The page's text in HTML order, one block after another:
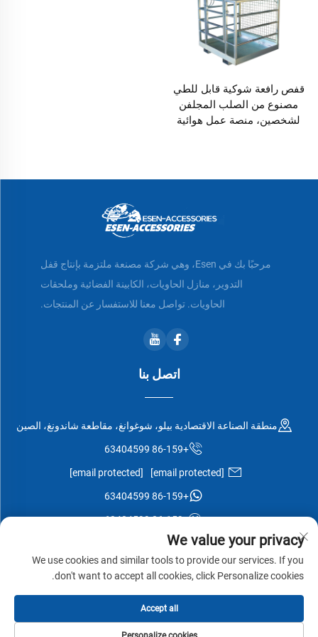
قفص رافعة شوكية قابل للطي
مصنوع من الصلب المجلفن
لشخصين، منصة عمل هوائية
مرحبًا بك في Esen، وهي شركة مصنعة ملتزمة بإنتاج قفل
التدوير، منازل الحاويات، الكابينة الفضائية وملحقات
الحاويات. تواصل معنا للاستفسار عن المنتجات.
اتصل بنا
منطقة الصناعة الاقتصادية بيلو، شوغوانغ، مقاطعة شاندونغ، الصين
+86-159 63404599
[email protected]
[email protected]
+86-159 63404599
+86-159 63404599
الخصوصية -مدونة
We value your privacy
We use cookies and similar tools to provide our services. If you
don't want to accept all cookies, click Personalize cookies.
Accept all